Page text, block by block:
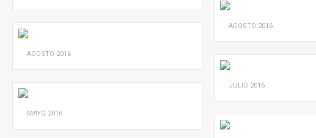
AGOSTO 2016
AGOSTO 2016
JULIO 2016
MAYO 2016